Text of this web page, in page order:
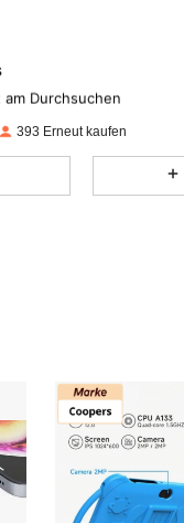
Durchsuchen
20KArtikel 1.3K
20K 1.3K
1.3K
393 Erneut kaufen